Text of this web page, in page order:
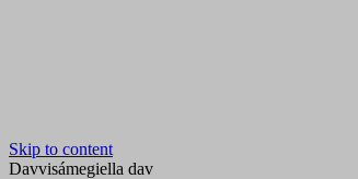
Skip to content
Davvisámegiella dav